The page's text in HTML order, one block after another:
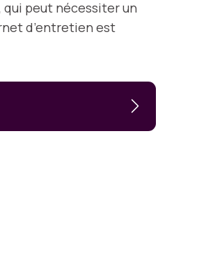
qui peut nécessiter un
d’entretien est